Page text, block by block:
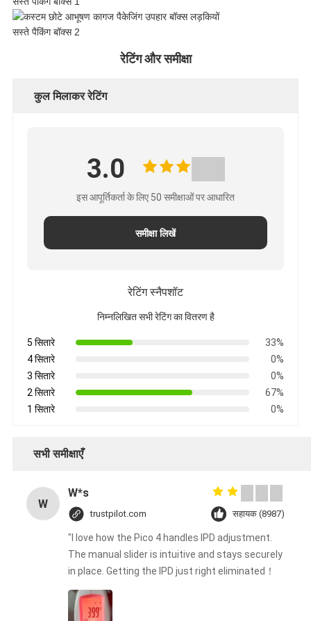
रेटिंग और समीक्षा
कुल मिलाकर रेटिंग
3.0
इस आपूर्तिकर्ता के लिए 50 समीक्षाओं पर आधारित
समीक्षा लिखें
रेटिंग स्नैपशॉट
निम्नलिखित सभी रेटिंग का वितरण है
5 सितारे
33%
4 सितारे
0%
3 सितारे
0%
2 सितारे
67%
1 सितारे
0%
सभी समीक्षाएँ
W
W*s
trustpilot.com सहायक (8987)
"I love how the Pico 4 handles IPD adjustment.
The manual slider is intuitive and stays securely
in place. Getting the IPD just right eliminated！